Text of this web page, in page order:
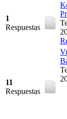
1
Respuestas
11
Respuestas